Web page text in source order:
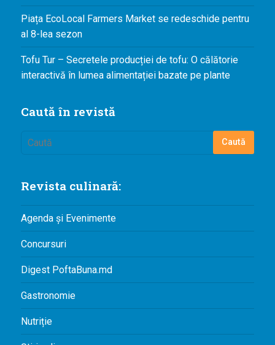
Piața EcoLocal Farmers Market se redeschide pentru
al 8-lea sezon
Tofu Tur – Secretele producției de tofu: O călătorie
interactivă în lumea alimentației bazate pe plante
Caută în revistă
Revista culinară:
Agenda și Evenimente
Concursuri
Digest PoftaBuna.md
Gastronomie
Nutriție